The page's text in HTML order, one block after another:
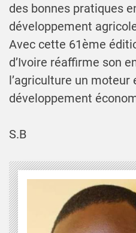
des bonnes pratiques
développement
Avec cette 61ème
d’Ivoire réaffirme son
l’agriculture un moteur
développement
S.B